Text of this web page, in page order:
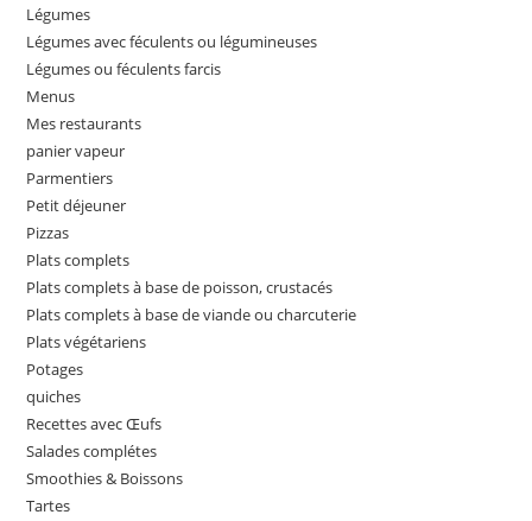
Légumes
Légumes avec féculents ou légumineuses
Légumes ou féculents farcis
Menus
Mes restaurants
panier vapeur
Parmentiers
Petit déjeuner
Pizzas
Plats complets
Plats complets à base de poisson, crustacés
Plats complets à base de viande ou charcuterie
Plats végétariens
Potages
quiches
Recettes avec Œufs
Salades complétes
Smoothies & Boissons
Tartes